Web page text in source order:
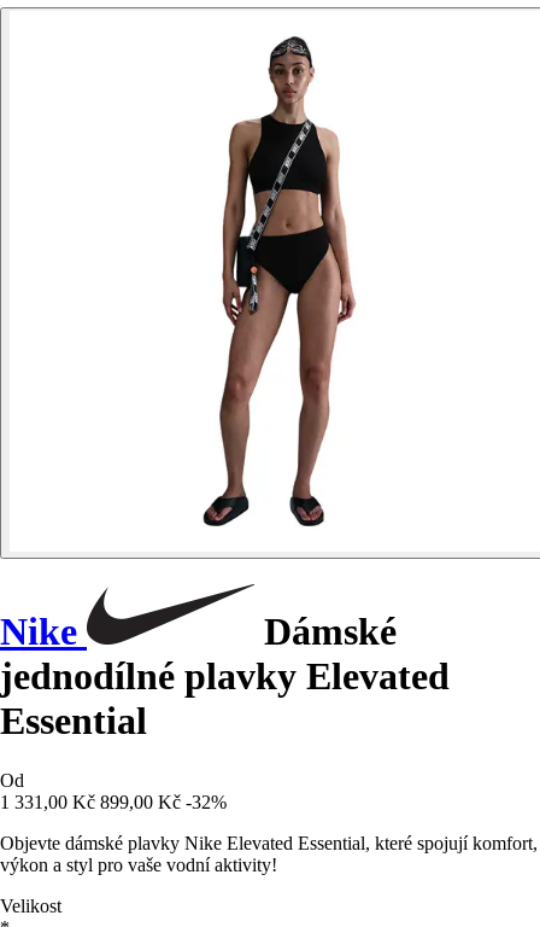
Nike
Dámské
jednodílné plavky Elevated
Essential
Od
1 331,00 Kč 899,00 Kč -32%
Objevte dámské plavky Nike Elevated Essential, které spojují komfort,
výkon a styl pro vaše vodní aktivity!
Velikost